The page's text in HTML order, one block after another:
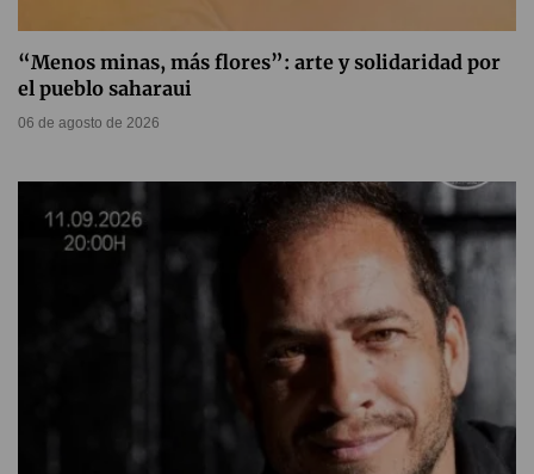
“Menos minas, más flores”: arte y solidaridad por
el pueblo saharaui
06 de agosto de 2026